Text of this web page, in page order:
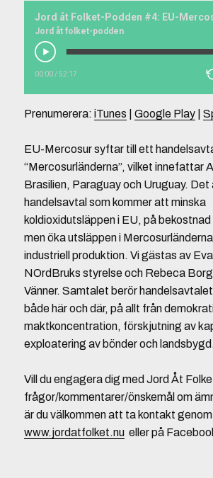
Jord åt folket-podden
00:00/52:17
Prenumerera: iTunes Google Play|
EU-Mercosur syftar till ett
“Mercosurländerna”, vilket innefattar
Brasilien, Paraguay och Uruguay. Det
handelsavtal som kommer att minska
koldioxidutsläppen i EU, på
men öka utsläppen i
industriell produktion. Vi gästas av
NOrdBruks styrelse och Rebeca
Vänner. Samtalet berör
både här och där, på allt från
maktkoncentration, förskjutning av
exploatering av bönder och
Vill du engagera dig med Jord Åt
frågor/kommentarer/önskemål om
är du välkommen att ta kontakt genom
www.jordatfolket.nueller på